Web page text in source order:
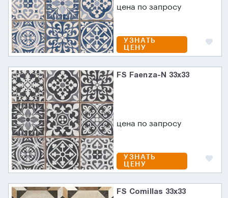
цена по запросу
УЗНАТЬ
ЦЕНУ
FS Faenza-N 33x33
цена по запросу
УЗНАТЬ
ЦЕНУ
FS Comillas 33x33